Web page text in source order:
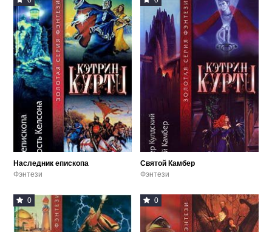
Наследник епископа
Фэнтези
Святой Камбер
Фэнтези
0 0